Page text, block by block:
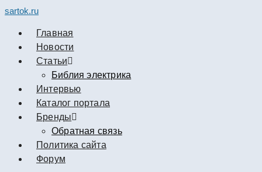
sartok.ru
Главная
Новости
Cтатьи
Библия электрика
Интервью
Каталог портала
Бренды
Обратная связь
Политика сайта
Форум